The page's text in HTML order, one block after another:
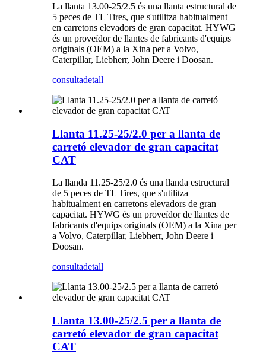
La llanta 13.00-25/2.5 és una llanta estructural de
5 peces de TL Tires, que s'utilitza habitualment
en carretons elevadors de gran capacitat. HYWG
és un proveïdor de llantes de fabricants d'equips
originals (OEM) a la Xina per a Volvo,
Caterpillar, Liebherr, John Deere i Doosan.
consultadetall
Llanta 11.25-25/2.0 per a llanta de
carretó elevador de gran capacitat
CAT
La llanda 11.25-25/2.0 és una llanda estructural
de 5 peces de TL Tires, que s'utilitza
habitualment en carretons elevadors de gran
capacitat. HYWG és un proveïdor de llantes de
fabricants d'equips originals (OEM) a la Xina per
a Volvo, Caterpillar, Liebherr, John Deere i
Doosan.
consultadetall
Llanta 13.00-25/2.5 per a llanta de
carretó elevador de gran capacitat
CAT